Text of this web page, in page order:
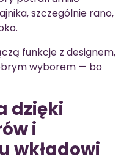
szczególnie rano,
funkcje z designem,
wyborem — bo
dzięki
i
wkładowi